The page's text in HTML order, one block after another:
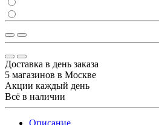
Доставка в день заказа
5 магазинов в Москве
Акции каждый день
Всё в наличии